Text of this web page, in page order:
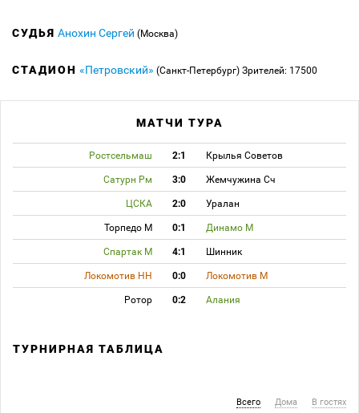
СУДЬЯ Анохин Сергей (Москва)
СТАДИОН «Петровский» (Санкт-Петербург) Зрителей: 17500
МАТЧИ ТУРА
Ростсельмаш 2:1 Крылья Советов
Сатурн Рм 3:0 Жемчужина Сч
ЦСКА 2:0 Уралан
Торпедо М 0:1 Динамо М
Спартак М 4:1 Шинник
Локомотив НН 0:0 Локомотив М
Ротор 0:2 Алания
ТУРНИРНАЯ ТАБЛИЦА
Всего Дома В гостях